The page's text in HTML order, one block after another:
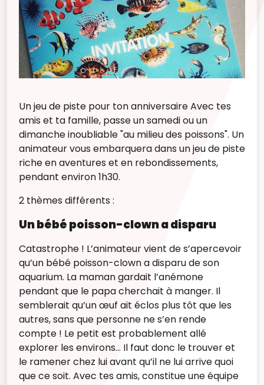
Un jeu de piste pour ton anniversaire Avec tes
amis et ta famille, passe un samedi ou un
dimanche inoubliable "au milieu des poissons". Un
animateur vous embarquera dans un jeu de piste
riche en aventures et en rebondissements,
pendant environ 1h30.
2 thèmes différents :
Un bébé poisson-clown a disparu
Catastrophe ! L’animateur vient de s’apercevoir
qu’un bébé poisson-clown a disparu de son
aquarium. La maman gardait l’anémone
pendant que le papa cherchait à manger. Il
semblerait qu’un œuf ait éclos plus tôt que les
autres, sans que personne ne s’en rende
compte ! Le petit est probablement allé
explorer les environs… Il faut donc le trouver et
le ramener chez lui avant qu’il ne lui arrive quoi
que ce soit. Avec tes amis, constitue une équipe